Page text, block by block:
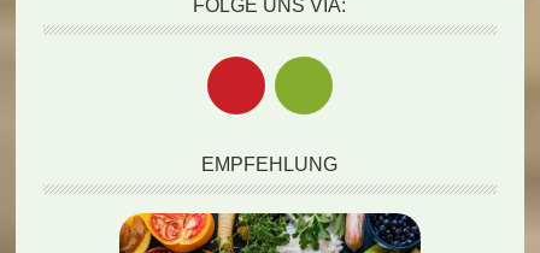
FOLGE UNS VIA:
EMPFEHLUNG